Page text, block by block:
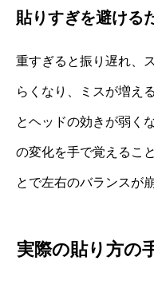
貼りすぎを避ける
重すぎると振り遅れ、
らくなり、ミスが増え
とヘッドの効きが弱く
の変化を手で覚えるこ
とで左右のバランスが
実際の貼り方の